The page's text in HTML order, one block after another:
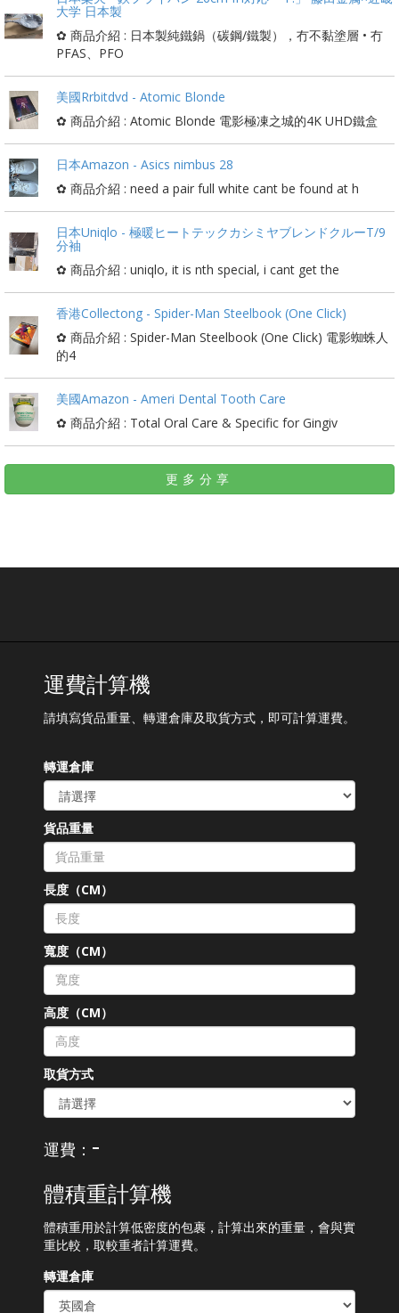
大学 日本製
✿ 商品介紹 : 日本製純鐵鍋（碳鋼/鐵製），冇不黏塗層 • 冇
PFAS、PFO
美國Rrbitdvd - Atomic Blonde
✿ 商品介紹 : Atomic Blonde 電影極凍之城的4K UHD鐵盒
日本Amazon - Asics nimbus 28
✿ 商品介紹 : need a pair full white cant be found at h
日本Uniqlo - 極暖ヒートテックカシミヤブレンドクルーT/9
分袖
✿ 商品介紹 : uniqlo, it is nth special, i cant get the
香港Collectong - Spider-Man Steelbook (One Click)
✿ 商品介紹 : Spider-Man Steelbook (One Click) 電影蜘蛛人
的4
美國Amazon - Ameri Dental Tooth Care
✿ 商品介紹 : Total Oral Care & Specific for Gingiv
更多分享
運費計算機
請填寫貨品重量、轉運倉庫及取貨方式，即可計算運費。
轉運倉庫
貨品重量
長度（CM）
寬度（CM）
高度（CM）
取貨方式
運費： -
體積重計算機
體積重用於計算低密度的包裹，計算出來的重量，會與實
重比較，取較重者計算運費。
轉運倉庫